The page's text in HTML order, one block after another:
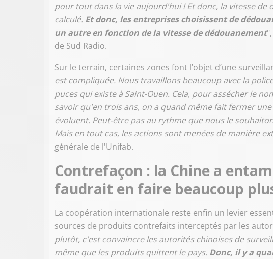
pour tout dans la vie aujourd'hui ! Et donc, la vitesse de
calculé. Et donc, les entreprises choisissent de
un autre en fonction de la vitesse de dédouanement
de Sud Radio.
Sur le terrain, certaines zones font l’objet d’une
est compliquée. Nous travaillons beaucoup avec la
puces qui existe à Saint-Ouen. Cela, pour assécher le
savoir qu'en trois ans, on a quand même fait fermer
évoluent. Peut-être pas au rythme que nous le
Mais en tout cas, les actions sont menées de manière
générale de l'Unifab.
Contrefaçon : la Chine a
faudrait en faire beaucoup
La coopération internationale reste enfin un levier
sources de produits contrefaits interceptés par les
plutôt, c'est convaincre les autorités chinoises de
même que les produits quittent le pays. Donc, il y a